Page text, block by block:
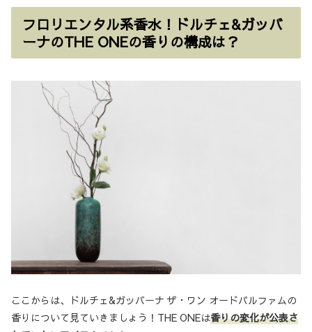
フロリエンタル系香水！ドルチェ&ガッバ
ーナのTHE ONEの香りの構成は？
ここからは、ドルチェ&ガッバーナ ザ・ワン オードパルファムの
香りについて見ていきましょう！THE ONEは香りの変化が公表さ